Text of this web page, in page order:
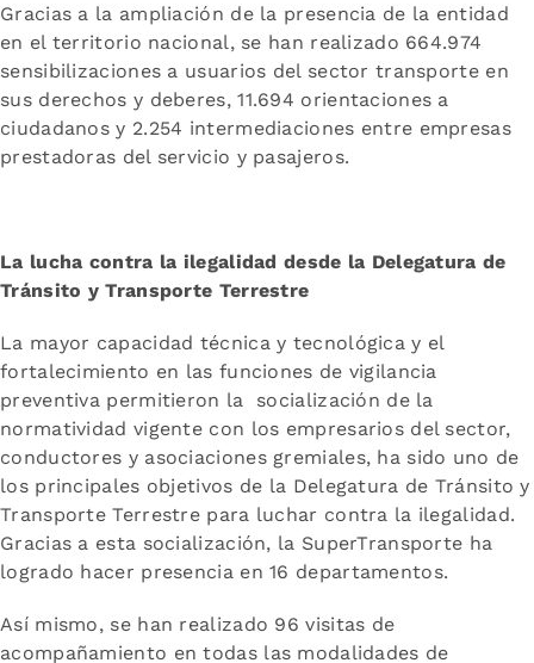
Gracias a la ampliación de la presencia de la entidad
en el territorio nacional, se han realizado 664.974
sensibilizaciones a usuarios del sector transporte en
sus derechos y deberes, 11.694 orientaciones a
ciudadanos y 2.254 intermediaciones entre empresas
prestadoras del servicio y pasajeros.
La lucha contra la ilegalidad desde la Delegatura de
Tránsito y Transporte Terrestre
La mayor capacidad técnica y tecnológica y el
fortalecimiento en las funciones de vigilancia
preventiva permitieron la socialización de la
normatividad vigente con los empresarios del sector,
conductores y asociaciones gremiales, ha sido uno de
los principales objetivos de la Delegatura de Tránsito y
Transporte Terrestre para luchar contra la ilegalidad.
Gracias a esta socialización, la SuperTransporte ha
logrado hacer presencia en 16 departamentos.
Así mismo, se han realizado 96 visitas de
acompañamiento en todas las modalidades de